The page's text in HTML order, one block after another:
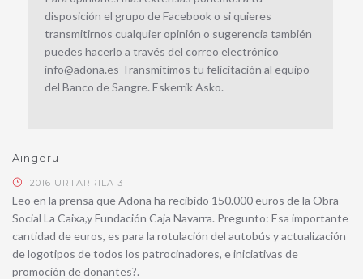
disposición el grupo de Facebook o si quieres
transmitirnos cualquier opinión o sugerencia también
puedes hacerlo a través del correo electrónico
info@adona.es Transmitimos tu felicitación al equipo
del Banco de Sangre. Eskerrik Asko.
Aingeru
2016 URTARRILA 3
Leo en la prensa que Adona ha recibido 150.000 euros de la Obra
Social La Caixa,y Fundación Caja Navarra. Pregunto: Esa importante
cantidad de euros, es para la rotulación del autobús y actualización
de logotipos de todos los patrocinadores, e iniciativas de
promoción de donantes?.